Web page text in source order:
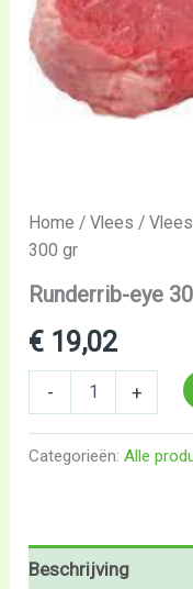
Home /Vlees /
300 gr
Runderrib-eye
€ 19,02
- +
Categorieën:Alle
Beschrijving